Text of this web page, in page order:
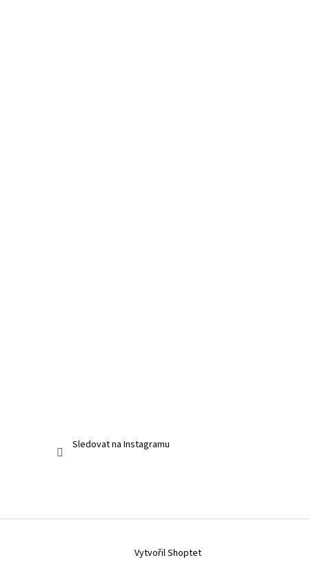
Sledovat na Instagramu
Vytvořil Shoptet